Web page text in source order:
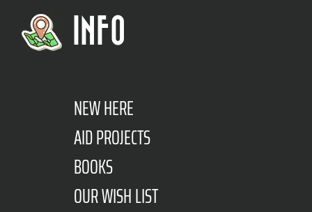
INFO
NEW HERE
AID PROJECTS
BOOKS
OUR WISH LIST